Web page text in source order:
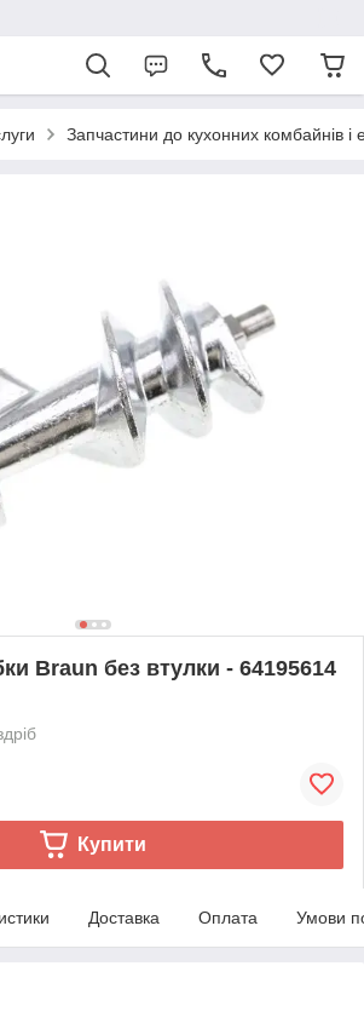
Запчастини до кухонних комбайнів і
Braun без втулки - 64195614
Купити
Доставка Оплата Умови